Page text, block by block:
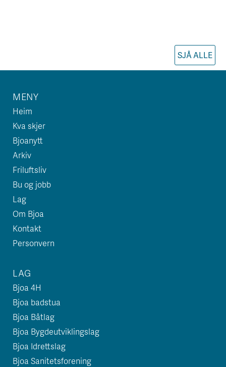
SJÅ ALLE
MENY
Heim
Kva skjer
Bjoanytt
Arkiv
Friluftsliv
Bu og jobb
Lag
Om Bjoa
Kontakt
Personvern
LAG
Bjoa 4H
Bjoa badstua
Bjoa Båtlag
Bjoa Bygdeutviklingslag
Bjoa Idrettslag
Bjoa Sanitetsforening